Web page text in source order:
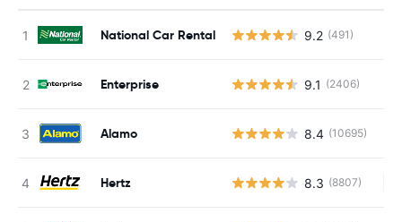
National Car Rental 9.2 (491)
Enterprise 9.1 (2406)
Alamo 8.4 (10695)
Hertz 8.3 (8807)